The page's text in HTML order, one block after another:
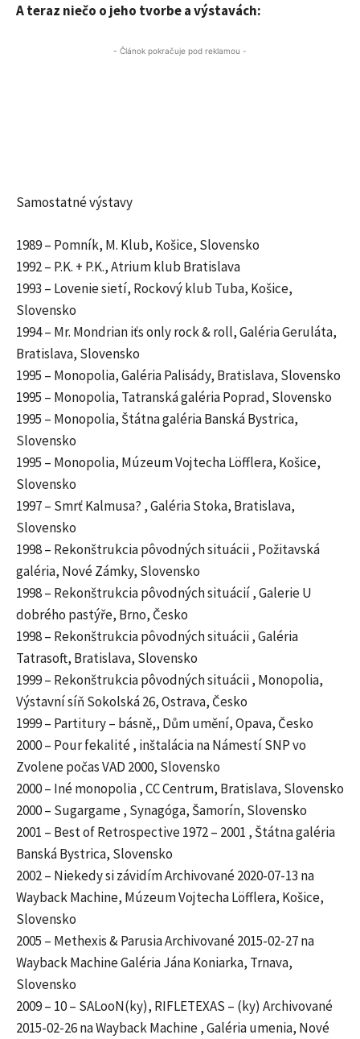
A teraz niečo o jeho tvorbe a výstavách:
- Článok pokračuje pod reklamou -
Samostatné výstavy
1989 – Pomník, M. Klub, Košice, Slovensko
1992 – P.K. + P.K., Atrium klub Bratislava
1993 – Lovenie sietí, Rockový klub Tuba, Košice,
Slovensko
1994 – Mr. Mondrian iťs only rock & roll, Galéria Geruláta,
Bratislava, Slovensko
1995 – Monopolia, Galéria Palisády, Bratislava, Slovensko
1995 – Monopolia, Tatranská galéria Poprad, Slovensko
1995 – Monopolia, Štátna galéria Banská Bystrica,
Slovensko
1995 – Monopolia, Múzeum Vojtecha Löfflera, Košice,
Slovensko
1997 – Smrť Kalmusa? , Galéria Stoka, Bratislava,
Slovensko
1998 – Rekonštrukcia pôvodných situácii , Požitavská
galéria, Nové Zámky, Slovensko
1998 – Rekonštrukcia pôvodných situácií , Galerie U
dobrého pastýře, Brno, Česko
1998 – Rekonštrukcia pôvodných situácii , Galéria
Tatrasoft, Bratislava, Slovensko
1999 – Rekonštrukcia pôvodných situácii , Monopolia,
Výstavní síň Sokolská 26, Ostrava, Česko
1999 – Partitury – básně,, Dům umění, Opava, Česko
2000 – Pour fekalité , inštalácia na Námestí SNP vo
Zvolene počas VAD 2000, Slovensko
2000 – Iné monopolia , CC Centrum, Bratislava, Slovensko
2000 – Sugargame , Synagóga, Šamorín, Slovensko
2001 – Best of Retrospective 1972 – 2001 , Štátna galéria
Banská Bystrica, Slovensko
2002 – Niekedy si závidím Archivované 2020-07-13 na
Wayback Machine, Múzeum Vojtecha Löfflera, Košice,
Slovensko
2005 – Methexis & Parusia Archivované 2015-02-27 na
Wayback Machine Galéria Jána Koniarka, Trnava,
Slovensko
2009 – 10 – SALooN(ky), RIFLETEXAS – (ky) Archivované
2015-02-26 na Wayback Machine , Galéria umenia, Nové